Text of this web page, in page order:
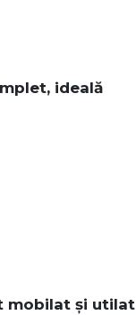
ideală
mobilat și utilat